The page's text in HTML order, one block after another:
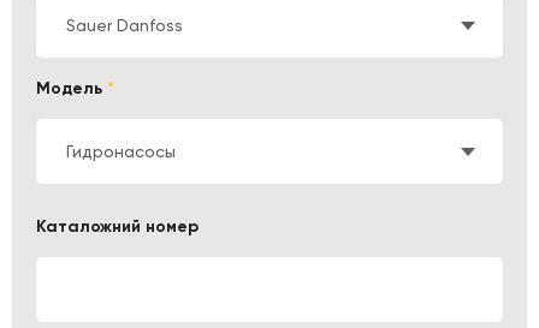
Sauer Danfoss
Модель *
Гидронасосы
Каталожний номер